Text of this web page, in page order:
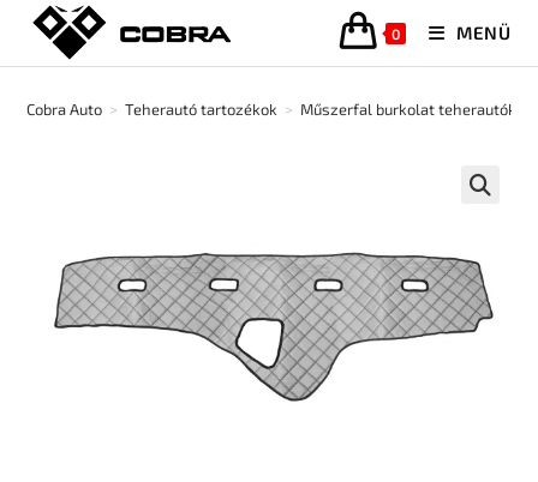
0 MENÜ
Cobra Auto > Teherautó tartozékok > Műszerfal burkolat